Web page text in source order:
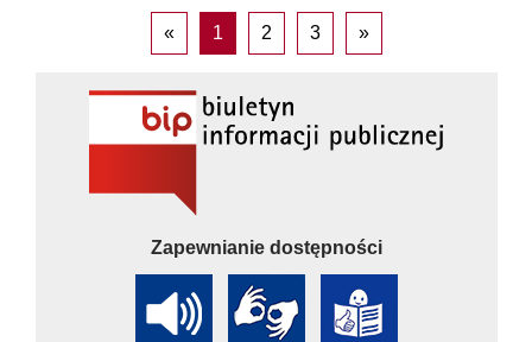
Zapewnianie dostępności
« 1 2 3 »